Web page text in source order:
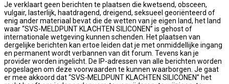
Je verklaart geen berichten te plaatsen die kwetsend, obsceen,
vulgair, lasterlijk, haatdragend, dreigend, seksueel georiënteerd of
enig ander materiaal bevat die de wetten van je eigen land, het land
waar “SVS-MELDPUNT KLACHTEN SILICONEN” is gehost of
internationale wetgeving kunnen schenden. Het plaatsen van
dergelijke berichten kan ertoe leiden dat je met onmiddellijke ingang
en permanent wordt verbannen van dit forum. Tevens kan je
provider worden ingelicht. De IP-adressen van alle berichten worden
opgeslagen om deze voorwaarden te kunnen waarborgen. Je gaat
er mee akkoord dat “SVS-MELDPUNT KLACHTEN SILICONEN” het